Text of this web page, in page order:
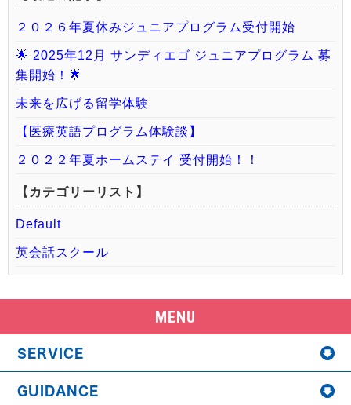
２０２６年夏休みジュニアプログラム受付開始
🌟 2025年12月 サンディエゴ ジュニアプログラム 募
集開始！🌟
未来を広げる留学体験
【医療英語プログラム体験談】
２０２２年夏ホームステイ 受付開始！！
【カテゴリーリスト】
Default
英会話スクール
MENU
SERVICE
GUIDANCE